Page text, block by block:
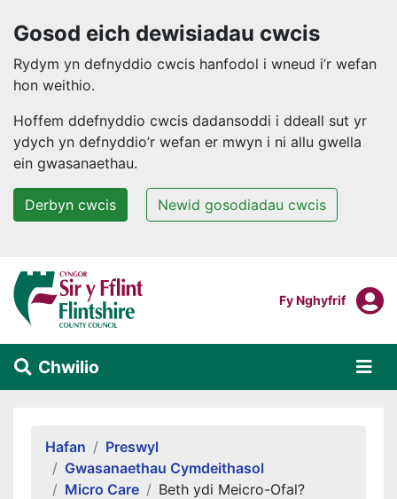
Gosod eich dewisiadau cwcis
Rydym yn defnyddio cwcis hanfodol i wneud i’r wefan
hon weithio.
Hoffem ddefnyddio cwcis dadansoddi i ddeall sut yr
ydych yn defnyddio’r wefan er mwyn i ni allu gwella
ein gwasanaethau.
Derbyn cwcis Newid gosodiadau cwcis
Neidio i'r prif gynnwys
Mewngofnodi I
Fy Nghyfrif
Chwilio
Hafan
Preswyl
Gwasanaethau Cymdeithasol
Micro Care
Beth ydi Meicro-Ofal?